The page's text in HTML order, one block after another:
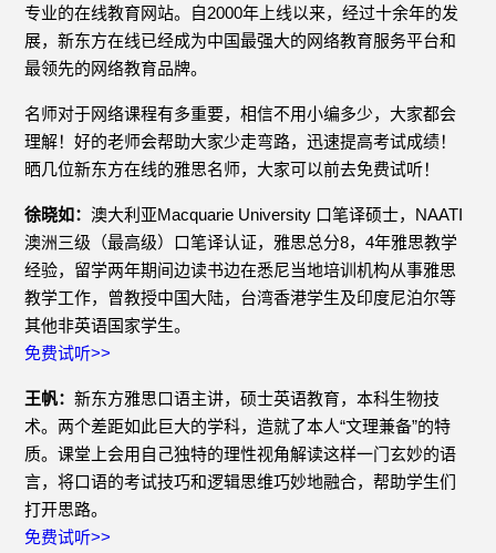
专业的在线教育网站。自2000年上线以来，经过十余年的发
展，新东方在线已经成为中国最强大的网络教育服务平台和
最领先的网络教育品牌。
名师对于网络课程有多重要，相信不用小编多少，大家都会
理解！好的老师会帮助大家少走弯路，迅速提高考试成绩！
晒几位新东方在线的雅思名师，大家可以前去免费试听！
徐晓如：澳大利亚Macquarie University 口笔译硕士，NAATI
澳洲三级（最高级）口笔译认证，雅思总分8，4年雅思教学
经验，留学两年期间边读书边在悉尼当地培训机构从事雅思
教学工作，曾教授中国大陆，台湾香港学生及印度尼泊尔等
其他非英语国家学生。
免费试听>>
王帆：新东方雅思口语主讲，硕士英语教育，本科生物技
术。两个差距如此巨大的学科，造就了本人“文理兼备”的特
质。课堂上会用自己独特的理性视角解读这样一门玄妙的语
言，将口语的考试技巧和逻辑思维巧妙地融合，帮助学生们
打开思路。
免费试听>>